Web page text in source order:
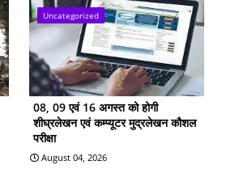
Uncategorized
08, 09 एवं 16 अगस्त को होगी
शीघ्रलेखन एवं कम्प्यूटर मुद्रलेखन कौशल
परीक्षा
August 04, 2026